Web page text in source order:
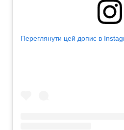
Переглянути цей допис в